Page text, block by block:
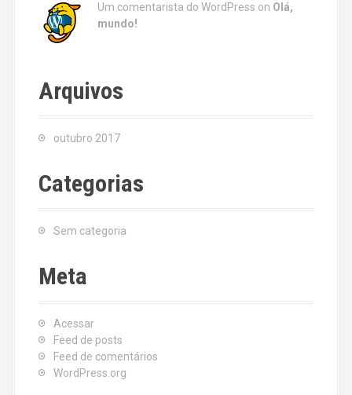
Um comentarista do WordPress on Olá,
mundo!
Arquivos
outubro 2017
Categorias
Sem categoria
Meta
Acessar
Feed de posts
Feed de comentários
WordPress.org